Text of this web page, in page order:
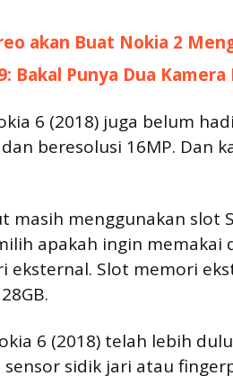
akan Buat Nokia 2
Bakal Punya Dua Kamera
6 (2018) juga belum
beresolusi 16MP. Dan
masih menggunakan slot
apakah ingin memakai
eksternal. Slot memori
6 (2018) telah lebih
sensor sidik jari atau